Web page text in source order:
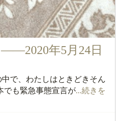
年5月24日
で、わたしはときどきそん
も緊急事態宣言が...続きを